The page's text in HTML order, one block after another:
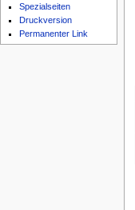
Spezialseiten
Druckversion
Permanenter Link